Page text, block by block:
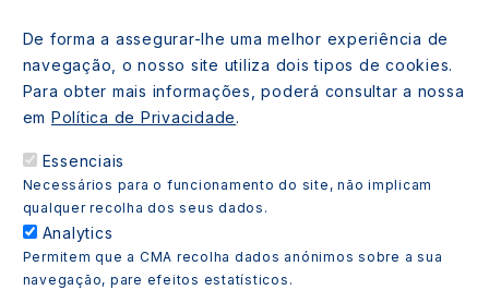
212 724 000
800206770 (gratuito rede fixa)
Contacte-nos
Espaços de atendimento
Livro Amarelo
De forma a assegurar-lhe uma melhor experiência de
navegação, o nosso site utiliza dois tipos de cookies.
Para obter mais informações, poderá consultar a nossa
em Política de Privacidade.
Essenciais
Necessários para o funcionamento do site, não implicam
qualquer recolha dos seus dados.
Analytics
Permitem que a CMA recolha dados anónimos sobre a sua
navegação, pare efeitos estatísticos.